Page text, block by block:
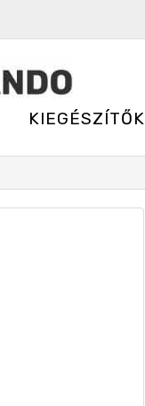
KIEGÉSZÍTŐK